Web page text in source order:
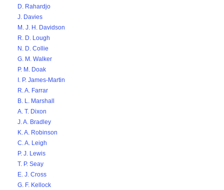
D. Rahardjo
J. Davies
M. J. H. Davidson
R. D. Lough
N. D. Collie
G. M. Walker
P. M. Doak
I. P. James-Martin
R. A. Farrar
B. L. Marshall
A. T. Dixon
J. A. Bradley
K. A. Robinson
C. A. Leigh
P. J. Lewis
T. P. Seay
E. J. Cross
G. F. Kellock